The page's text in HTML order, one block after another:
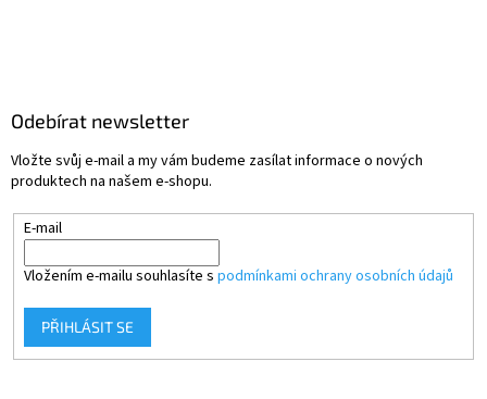
Odebírat newsletter
Vložte svůj e-mail a my vám budeme zasílat informace o nových
produktech na našem e-shopu.
E-mail
Vložením e-mailu souhlasíte s podmínkami ochrany osobních údajů
PŘIHLÁSIT SE